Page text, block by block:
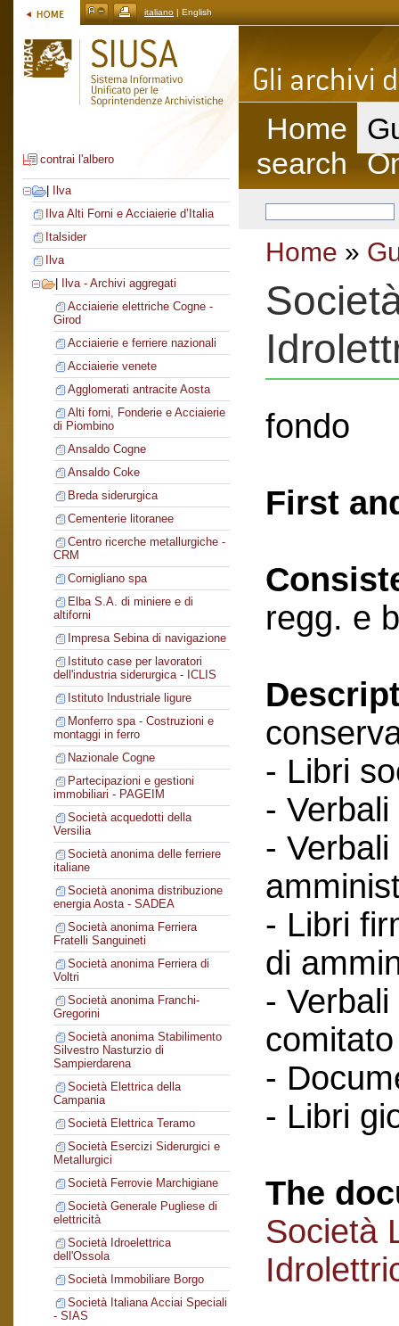
italiano | English
contrai l'albero
Ilva
Ilva Alti Forni e Acciaierie d’Italia
Italsider
Ilva
Ilva - Archivi aggregati
Acciaierie elettriche Cogne -
Girod
Acciaierie e ferriere nazionali
Acciaierie venete
Agglomerati antracite Aosta
Alti forni, Fonderie e Acciaierie
di Piombino
Ansaldo Cogne
Ansaldo Coke
Breda siderurgica
Cementerie litoranee
Centro ricerche metallurgiche -
CRM
Cornigliano spa
Elba S.A. di miniere e di
altiforni
Impresa Sebina di navigazione
Istituto case per lavoratori
dell'industria siderurgica - ICLIS
Istituto Industriale ligure
Monferro spa - Costruzioni e
montaggi in ferro
Nazionale Cogne
Partecipazioni e gestioni
immobiliari - PAGEIM
Società acquedotti della
Versilia
Società anonima delle ferriere
italiane
Società anonima distribuzione
energia Aosta - SADEA
Società anonima Ferriera
Fratelli Sanguineti
Società anonima Ferriera di
Voltri
Società anonima Franchi-
Gregorini
Società anonima Stabilimento
Silvestro Nasturzio di
Sampierdarena
Società Elettrica della
Campania
Società Elettrica Teramo
Società Esercizi Siderurgici e
Metallurgici
Società Ferrovie Marchigiane
Società Generale Pugliese di
elettricità
Società Idroelettrica
dell'Ossola
Società Immobiliare Borgo
Società Italiana Acciai Speciali
- SIAS
Home
search
Home »
fondo
First
regg. e
- Libri
-
-
- Libri
di
-
-
- Libri
The
Società